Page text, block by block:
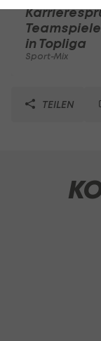
in Topliga
Sport-Mix
TEILEN